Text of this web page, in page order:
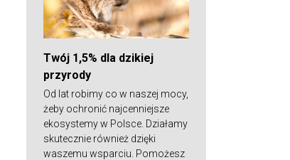
Twój 1,5% dla dzikiej
przyrody
Od lat robimy co w naszej mocy,
żeby ochronić najcenniejsze
ekosystemy w Polsce. Działamy
skutecznie również dzięki
waszemu wsparciu. Pomożesz